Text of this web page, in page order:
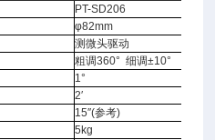
PT-SD206
φ82mm
测微头驱动
粗调360° 细调±10°
1°
2′
15″(参考)
5kg